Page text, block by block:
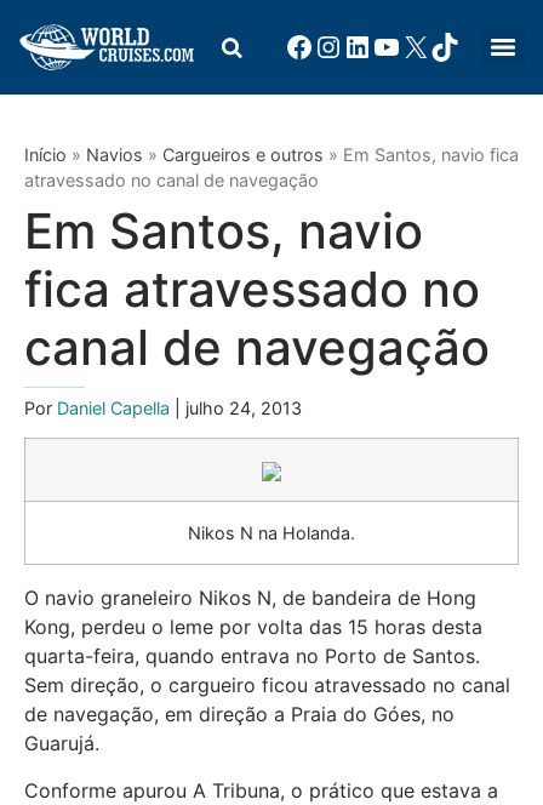
Início » Navios » Cargueiros e outros » Em Santos, navio fica
atravessado no canal de navegação
Em Santos, navio
fica atravessado no
canal de navegação
Por Daniel Capella | julho 24, 2013
Nikos N na Holanda.
O navio graneleiro Nikos N, de bandeira de Hong
Kong, perdeu o leme por volta das 15 horas desta
quarta-feira, quando entrava no Porto de Santos.
Sem direção, o cargueiro ficou atravessado no canal
de navegação, em direção a Praia do Góes, no
Guarujá.
Conforme apurou A Tribuna, o prático que estava a